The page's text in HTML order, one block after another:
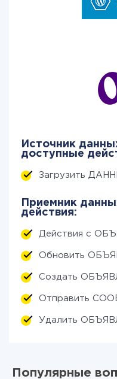
Источник
доступные
Загрузить
Приемник
действия:
Действия с
Обновить
Создать
Отправить
Удалить
Популярные